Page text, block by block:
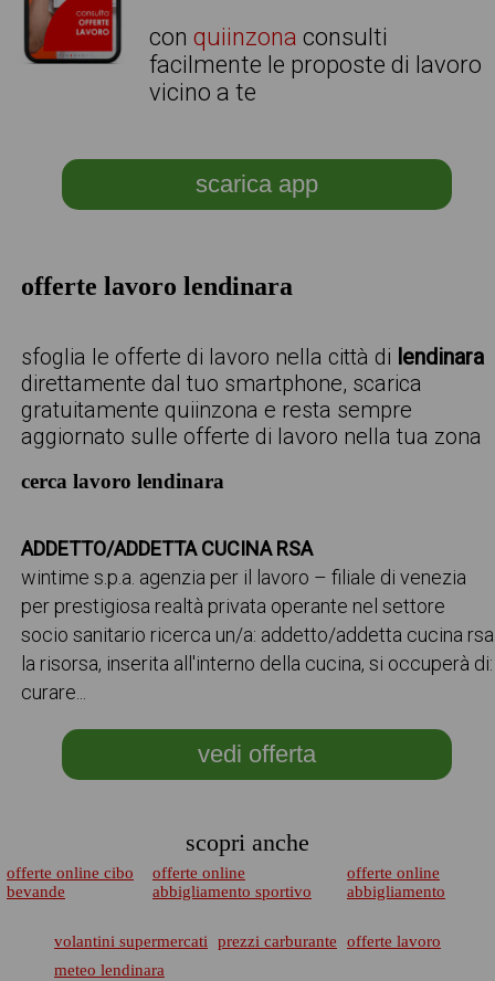
conquiinzona consulti
facilmente le proposte di lavoro
vicino a te
scarica app
offerte lavoro lendinara
sfoglia le offerte di lavoro nella città di lendinara
direttamente dal tuo smartphone, scarica
gratuitamente quiinzona e resta sempre
aggiornato sulle offerte di lavoro nella tua zona
cerca lavoro lendinara
ADDETTO/ADDETTA CUCINA RSA
wintime s.p.a. agenzia per il lavoro – filiale di venezia
per prestigiosa realtà privata operante nel settore
socio sanitario ricerca un/a: addetto/addetta cucina rsa
la risorsa, inserita all'interno della cucina, si occuperà di:
curare...
vedi offerta
scopri anche
offerte online cibo
bevande
offerte online
abbigliamento sportivo
offerte online
abbigliamento
volantini supermercati prezzi carburante
offerte lavoro
meteo lendinara